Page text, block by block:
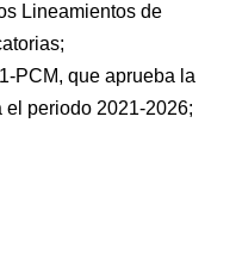
Lineamientos de
PCM, que aprueba la
el periodo 2021-2026;